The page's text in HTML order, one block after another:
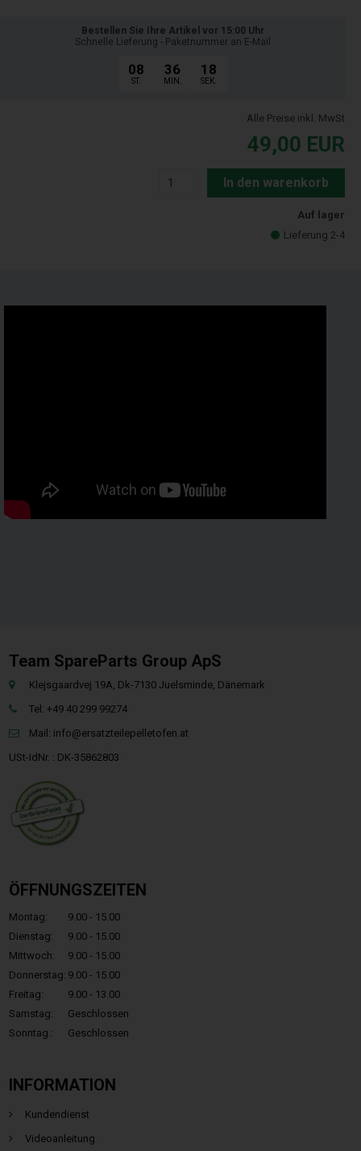
Bestellen Sie Ihre Artikel vor 15:00 Uhr
Schnelle Lieferung - Paketnummer an E-Mail
08
ST.
36
MIN.
17
SEK.
Alle Preise inkl. MwSt
49,00 EUR
In den warenkorb
Auf lager
Lieferung 2-4
Team SpareParts Group ApS
Klejsgaardvej 19A, Dk-7130 Juelsminde, Dänemark
Tel: +49 40 299 99274
Mail: info@ersatzteilepelletofen.at
USt-IdNr. : DK-35862803
ÖFFNUNGSZEITEN
Montag:
9.00 - 15.00
Dienstag:
9.00 - 15.00
Mittwoch:
9.00 - 15.00
Donnerstag: 9.00 - 15.00
Freitag:
9.00 - 13.00
Samstag:
Geschlossen
Sonntag.:
Geschlossen
INFORMATION
Kundendienst
Videoanleitung